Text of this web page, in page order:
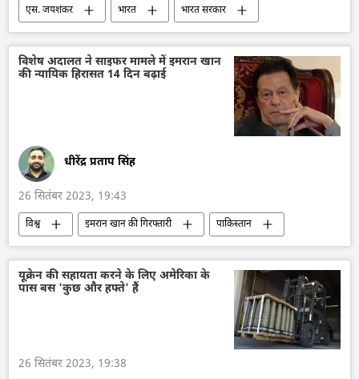
एस. जयशंकर भारत
भारत सरकार
संयुक्त राष्ट्र
वाशिंगटन डीसी
कनाडा
विश्व
दक्षिण एशिया
भारत का विकास
विकासशील देश
विशेष अदालत ने साइफर मामले में इमरान खान
की न्यायिक हिरासत 14 दिन बढ़ाई
धीरेंद्र प्रताप सिंह
26 सितंबर 2023, 19:43
विश्व इमरान खान की गिरफ्तारी
पाकिस्तान
पाकिस्तान तहरीक-ए-इंसाफ (पीटीआई)
तोशाखाना मामला
दक्षिण एशिया
इमरान ख़ान
अपराध
यूक्रेन की सहायता करने के लिए अमेरिका के
पास बस 'कुछ और हफ्ते' हैं
26 सितंबर 2023, 19:38